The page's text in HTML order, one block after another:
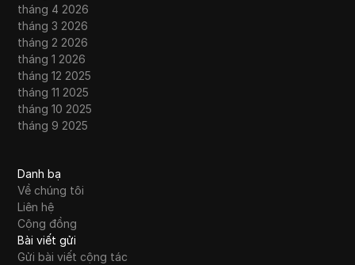
tháng 4 2026
tháng 3 2026
tháng 2 2026
tháng 1 2026
tháng 12 2025
tháng 11 2025
tháng 10 2025
tháng 9 2025
Danh bạ
Về chúng tôi
Liên hệ
Cộng đồng
Bài viết gửi
Gửi bài viết cộng tác